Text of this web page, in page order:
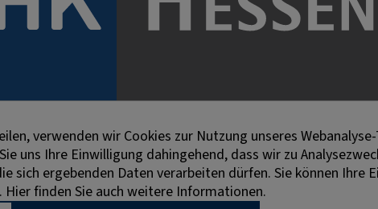
verwenden wir Cookies zur Nutzung unseres
uns Ihre Einwilligung dahingehend, dass wir zu
sich ergebenden Daten verarbeiten dürfen. Sie können
. Hier finden Sie auch weitere Informationen.